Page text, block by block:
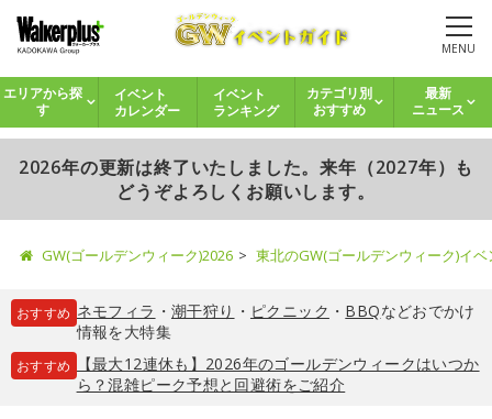
MENU
エリアから探
す
イベント
カレンダー
イベント
ランキング
カテゴリ別
おすすめ
最新
ニュース
2026年の更新は終了いたしました。来年（2027年）も
どうぞよろしくお願いします。
GW(ゴールデンウィーク)2026 東北のGW(ゴールデンウィーク)イ
おすすめ ネモフィラ ・ 潮干狩り ・ ピクニック ・ BBQなどおでかけ
情報を大特集
おすすめ
【最大12連休も】2026年のゴールデンウィークはいつか
ら？混雑ピーク予想と回避術をご紹介